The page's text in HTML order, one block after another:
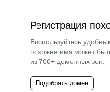
Регистрация
Воспользуйтесь
похожее имя может
из 700+ доменных зон.
Подобрать домен